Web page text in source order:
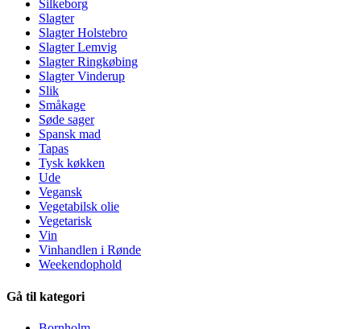
Silkeborg
Slagter
Slagter Holstebro
Slagter Lemvig
Slagter Ringkøbing
Slagter Vinderup
Slik
Småkage
Søde sager
Spansk mad
Tapas
Tysk køkken
Ude
Vegansk
Vegetabilsk olie
Vegetarisk
Vin
Vinhandlen i Rønde
Weekendophold
Gå til kategori